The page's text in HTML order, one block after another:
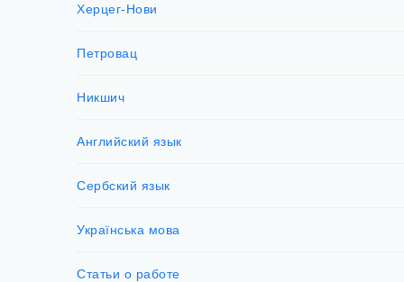
Херцег-Нови
Петровац
Никшич
Английский язык
Сербский язык
Українська мова
Статьи о работе